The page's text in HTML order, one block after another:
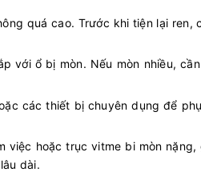
quá cao. Trước khi tiện lại ren,
với ổ bị mòn. Nếu mòn nhiều,
các thiết bị chuyên dụng để
việc hoặc trục vitme bi mòn
dài.